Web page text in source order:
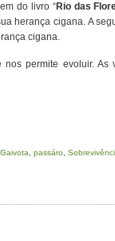
do livro “Rio das
herança cigana. A
cigana.
permite evoluir. As
Gaivota passáro